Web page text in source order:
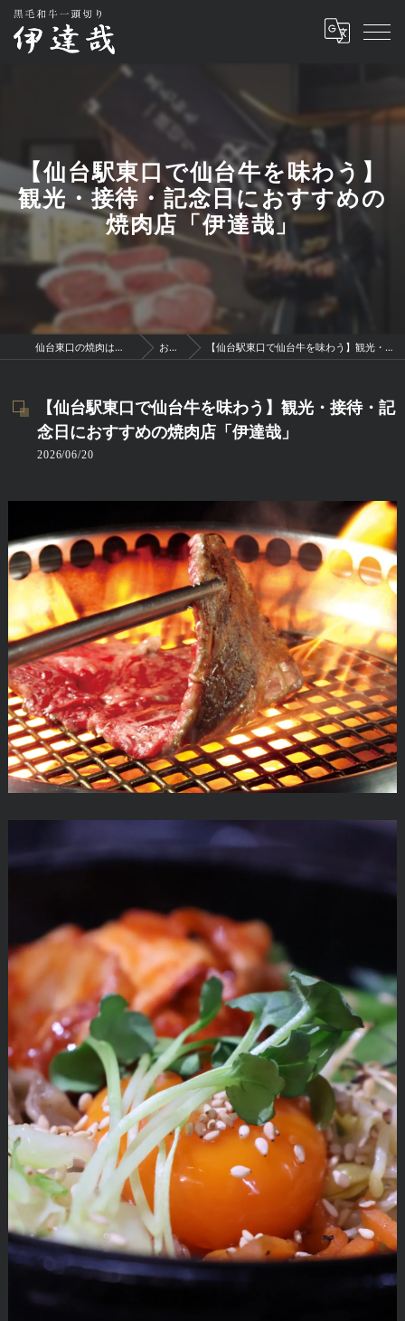
【仙台駅東口で仙台牛を味わう】
観光・接待・記念日におすすめの
焼肉店「伊達哉」
仙台東口の焼肉は黒毛和牛一頭切り 伊達哉 お知らせ 【仙台駅東口で仙台牛を味わう】観光・接待・記念日におすすめの焼肉店「伊達哉」
【仙台駅東口で仙台牛を味わう】観光・接待・記
念日におすすめの焼肉店「伊達哉」
2026/06/20